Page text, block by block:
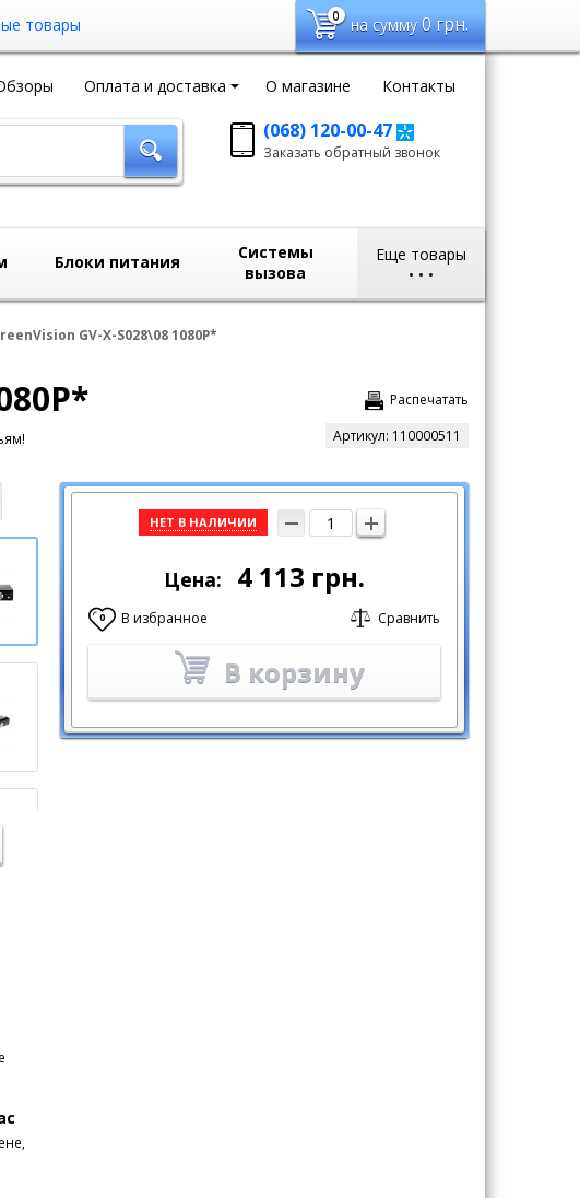
товары 0 на сумму 0грн.
Оплата и доставка О магазине Контакты
(068) 120-00-47
Заказать обратный
Заказать обратный звонок
Еще товары
• • •
Блоки питания
Системы
вызова
GV-X-S028\08 1080P*
Распечатать
Артикул: 110000511
НЕТ В НАЛИЧИИ
Цена: 4 113 грн.
0 В избранное Сравнить
В корзину